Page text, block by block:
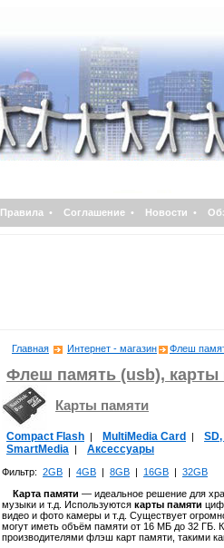
Правила • Соглашение • Новости •
Главная Интернет - магазин Флеш
Флеш память (usb), карты
Карты памяти
Compact Flash | MultiMedia Card |
SmartMedia | Аксессуары
Фильтр: 2GB | 4GB | 8GB | 16GB | 32GB
Карта памяти — идеальное решение для
музыки и т.д. Используются карты памяти
видео и фото камеры и т.д. Существует
могут иметь объём памяти от 16 МБ до 32 ГБ.
производителями флэш карт памяти, такими